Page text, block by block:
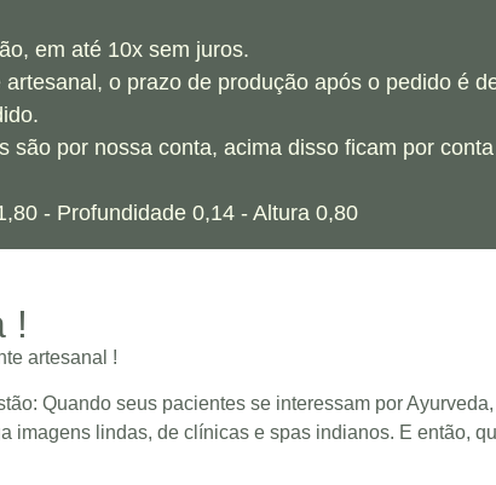
em até 10x sem juros.
o prazo de produção após o pedido é
são por nossa conta, acima disso ficam por
- Profundidade 0,14 - Altura 0,80
!
artesanal !
Quando seus pacientes se interessam por
imagens lindas, de clínicas e spas indianos. E então,